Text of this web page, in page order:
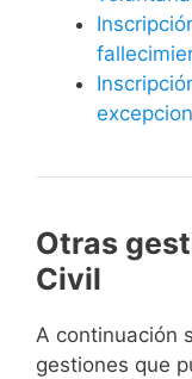
Otras
Civil
A continuación
gestiones que